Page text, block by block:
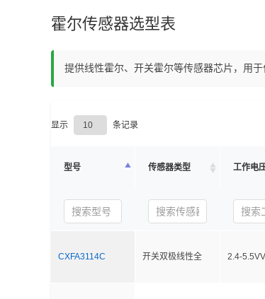
霍尔传感器选型表
提供线性霍尔、开关霍尔等传感器芯片，用
显示 条记录
型号 传感器类型 工作电
CXFA3114C 开关双极线性全 2.4-5.5VV